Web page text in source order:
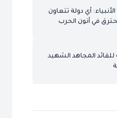
أي دولة تتعاون
في أتون الحرب
للقائد المجاهد الشهيد